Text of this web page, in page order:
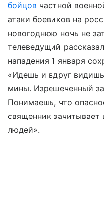
бойцов частной
атаки боевиков на
новогоднюю ночь не
телеведущий
нападения 1 января
«Идешь и вдруг
мины. Изрешеченный
Понимаешь, что
священник зачитывает
людей».